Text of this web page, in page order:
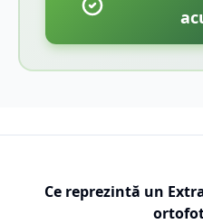
Ce reprezintă un